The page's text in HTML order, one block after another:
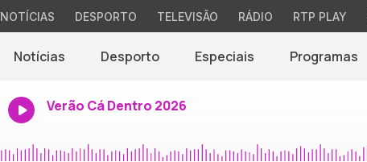
NOTÍCIAS DESPORTO TELEVISÃO RÁDIO RTP PLAY
Notícias Desporto Especiais Programas
Verão Cá Dentro 2026